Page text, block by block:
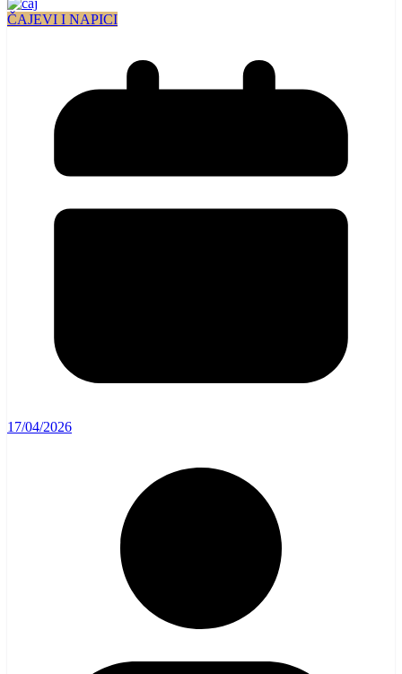
ČAJEVI I NAPICI
17/04/2026